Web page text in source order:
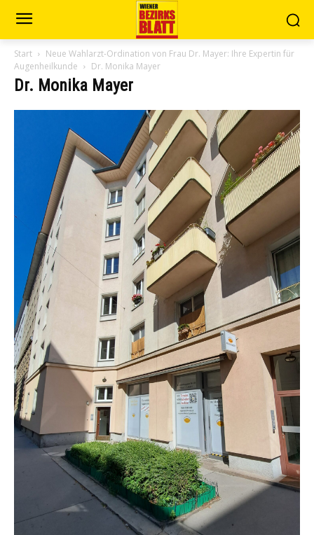
Start
Neue Wahlarzt-Ordination von Frau Dr. Mayer: Ihre Expertin für
Augenheilkunde
Dr. Monika Mayer
Dr. Monika Mayer